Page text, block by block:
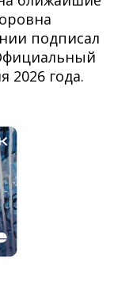
подписал
2026 года.